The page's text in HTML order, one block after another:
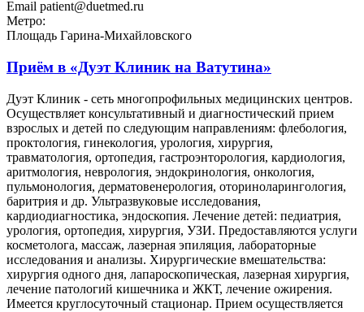
Email patient@duetmed.ru
Метро:
Площадь Гарина-Михайловского
Приём в «Дуэт Клиник на Ватутина»
Дуэт Клиник - сеть многопрофильных медицинских центров.
Осуществляет консультативный и диагностический прием
взрослых и детей по следующим направлениям: флебология,
проктология, гинекология, урология, хирургия,
травматология, ортопедия, гастроэнторология, кардиология,
аритмология, неврология, эндокринология, онкология,
пульмонология, дерматовенерология, оториноларингология,
баритрия и др. Ультразвуковые исследования,
кардиодиагностика, эндоскопия. Лечение детей: педиатрия,
урология, ортопедия, хирургия, УЗИ. Предоставляются услуги
косметолога, массаж, лазерная эпиляция, лабораторные
исследования и анализы. Хирургические вмешательства:
хирургия одного дня, лапароскопическая, лазерная хирургия,
лечение патологий кишечника и ЖКТ, лечение ожирения.
Имеется круглосуточный стационар. Прием осуществляется